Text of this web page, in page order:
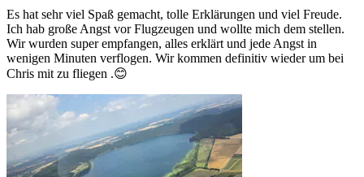
Es hat sehr viel Spaß gemacht, tolle Erklärungen und viel Freude.
Ich hab große Angst vor Flugzeugen und wollte mich dem stellen.
Wir wurden super empfangen, alles erklärt und jede Angst in
wenigen Minuten verflogen. Wir kommen definitiv wieder um bei
Chris mit zu fliegen .😊